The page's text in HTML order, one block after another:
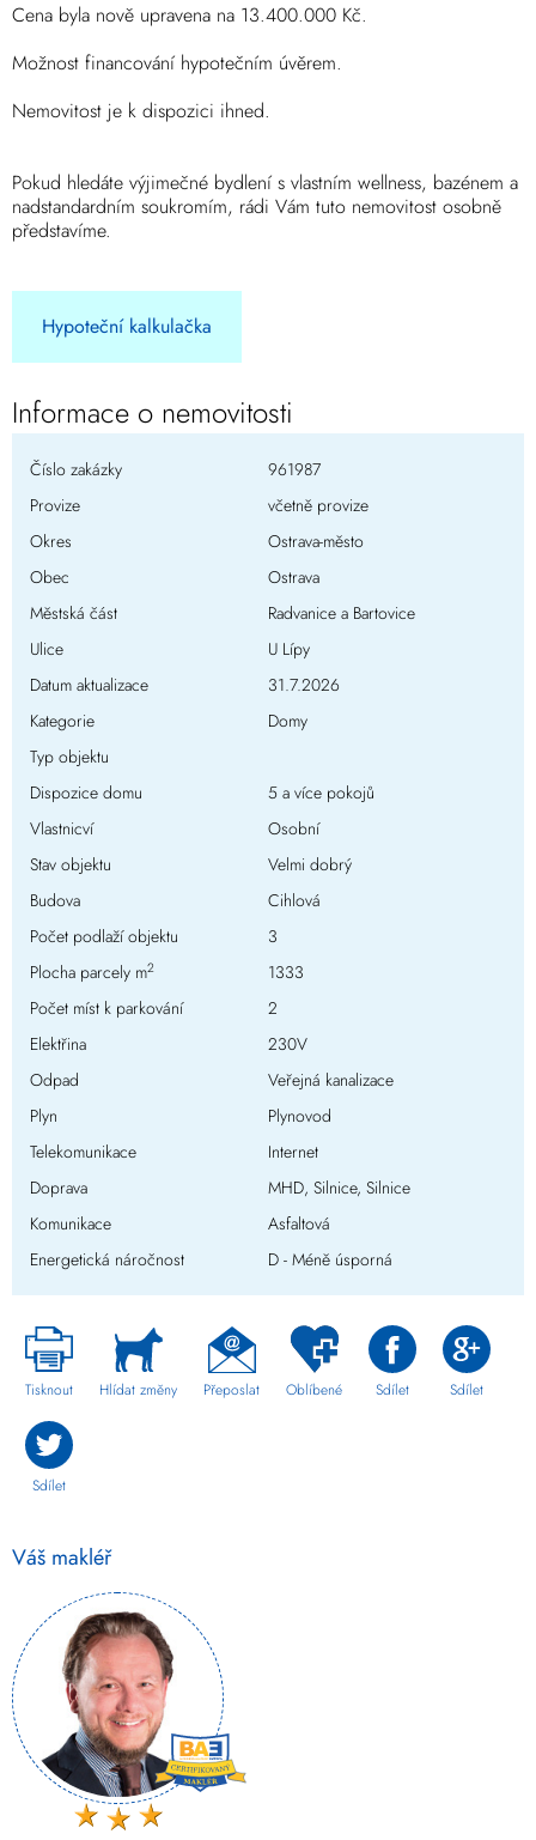
Cena byla nově upravena na 13.400.000 Kč.
Možnost financování hypotečním úvěrem.
Nemovitost je k dispozici ihned.
Pokud hledáte výjimečné bydlení s vlastním wellness, bazénem a
nadstandardním soukromím, rádi Vám tuto nemovitost osobně
představíme.
Hypoteční kalkulačka
Informace o nemovitosti
Číslo zakázky
961987
Provize
včetně provize
Okres
Ostrava-město
Obec
Ostrava
Městská část
Radvanice a Bartovice
Ulice
U Lípy
Datum aktualizace
31.7.2026
Kategorie
Domy
Typ objektu
Dispozice domu
5 a více pokojů
Vlastnicví
Osobní
Stav objektu
Velmi dobrý
Budova
Cihlová
Počet podlaží objektu
3
Plocha parcely m2
1333
Počet míst k parkování
2
Elektřina
230V
Odpad
Veřejná kanalizace
Plyn
Plynovod
Telekomunikace
Internet
Doprava
MHD, Silnice, Silnice
Komunikace
Asfaltová
Energetická náročnost
D - Méně úsporná
Tisknout Hlídat změny Přeposlat Oblíbené Sdílet Sdílet
Sdílet
Váš makléř